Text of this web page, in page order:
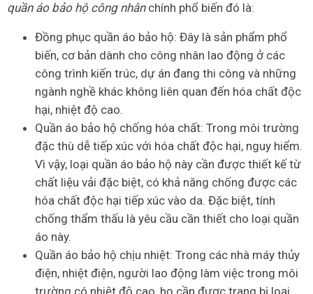
quần áo bảo hộ công nhânchính phổ biến đó là:
Đồng phục quần áo bảo hộ: Đây là sản phẩm phổ
biến, cơ bản dành cho công nhân lao động ở các
công trình kiến trúc, dự án đang thi công và những
ngành nghề khác không liên quan đến hóa chất độc
hại, nhiệt độ cao.
Quần áo bảo hộ chống hóa chất: Trong môi trường
đặc thù dễ tiếp xúc với hóa chất độc hại, nguy hiểm.
Vì vậy, loại quần áo bảo hộ này cần được thiết kế từ
chất liệu vải đặc biệt, có khả năng chống được các
hóa chất độc hại tiếp xúc vào da. Đặc biệt, tính
chống thẩm thấu là yêu cầu cần thiết cho loại quần
áo này.
Quần áo bảo hộ chịu nhiệt: Trong các nhà máy thủy
điện, nhiệt điện, người lao động làm việc trong môi
trường có nhiệt độ cao, họ cần được trang bị loại